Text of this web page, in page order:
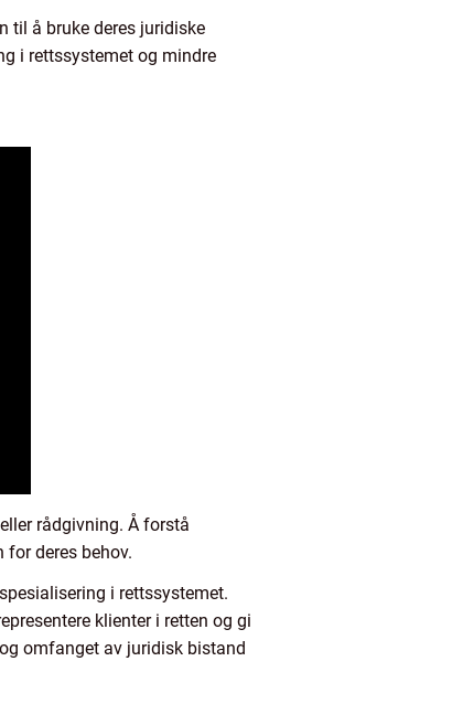
til å bruke deres juridiske
i rettssystemet og mindre
rådgivning. Å forstå
deres behov.
i rettssystemet.
klienter i retten og gi
omfanget av juridisk bistand